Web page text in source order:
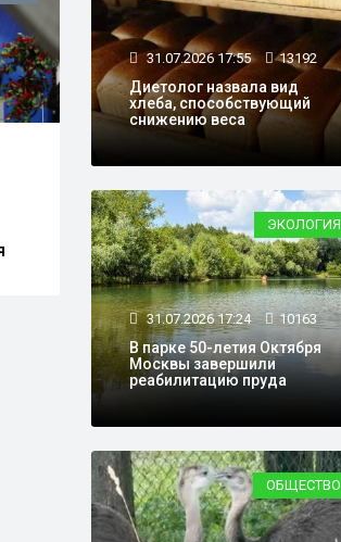
оставил приговор
Блиновской, отклонив
жалобы защиты
31.07.2026 17:55 13192
Диетолог назвала вид
хлеба, способствующий
снижению веса
ЭКОЛОГИЯ
31.07.2026 17:24 10163
В парке 50-летия Октября
Москвы завершили
реабилитацию пруда
ОБЩЕСТВО